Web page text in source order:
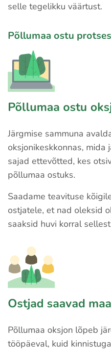
selle tegelikku väärtust.
Põllumaa ostu
Põllumaa ostu
Järgmise sammuna
oksjonikeskkonnas,
sajad ettevõtted, kes
põllumaa ostuks.
Saadame teavituse
ostjatele, et nad oleksid
saaksid huvi korral
Ostjad saavad
Põllumaa oksjon lõpeb
tööpäeval, kuid